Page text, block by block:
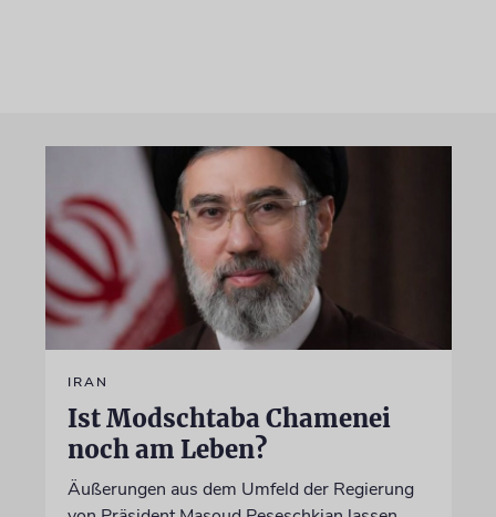
IRAN
Ist Modschtaba Chamenei
noch am Leben?
Äußerungen aus dem Umfeld der Regierung